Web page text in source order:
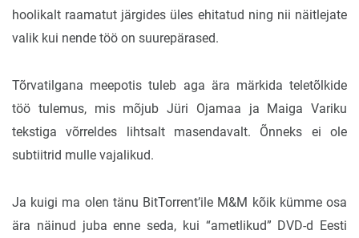
hoolikalt raamatut järgides üles ehitatud ning nii näitlejate
valik kui nende töö on suurepärased.
Tõrvatilgana meepotis tuleb aga ära märkida teletõlkide
töö tulemus, mis mõjub Jüri Ojamaa ja Maiga Variku
tekstiga võrreldes lihtsalt masendavalt. Õnneks ei ole
subtiitrid mulle vajalikud.
Ja kuigi ma olen tänu BitTorrent’ile M&M kõik kümme osa
ära näinud juba enne seda, kui “ametlikud” DVD-d Eesti